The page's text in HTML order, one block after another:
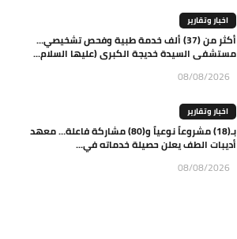
اخبار وتقارير
أكثر من (37) ألف خدمة طبية وفحص تشخيصي…
مستشفى السيدة خديجة الكبرى (عليها السلام...
08/08/2026
اخبار وتقارير
بـ(18) مشروعاً نوعياً و(80) مشاركة فاعلة… معهد
أديبات الطف يعلن حصيلة خدماته في...
08/08/2026